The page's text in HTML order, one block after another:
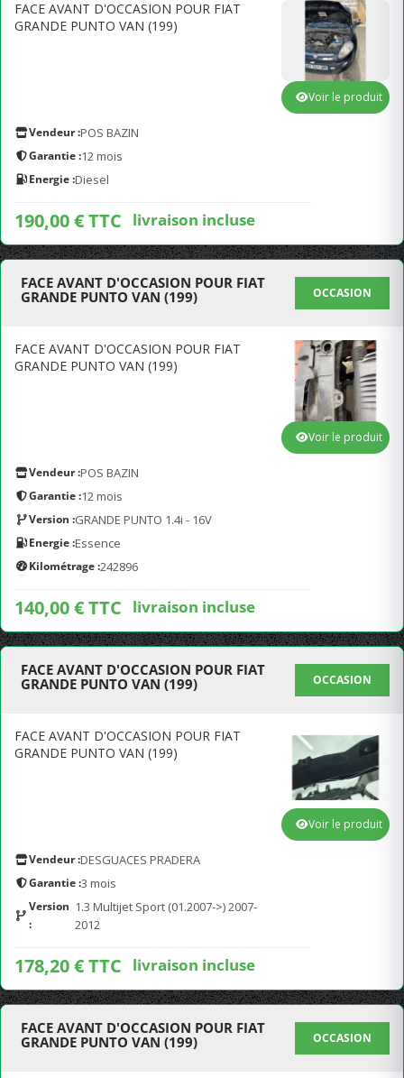
FACE AVANT D'OCCASION POUR FIAT
GRANDE PUNTO VAN (199)
Vendeur :POS BAZIN
Garantie :12 mois
Energie :Diesel
190,00 € TTC livraison incluse
Voir le produit
FACE AVANT D'OCCASION POUR FIAT
GRANDE PUNTO VAN (199)
OCCASION
FACE AVANT D'OCCASION POUR FIAT
GRANDE PUNTO VAN (199)
Vendeur :POS BAZIN
Garantie :12 mois
Version :GRANDE PUNTO 1.4i - 16V
Energie :Essence
Kilométrage :242896
140,00 € TTC livraison incluse
Voir le produit
FACE AVANT D'OCCASION POUR FIAT
GRANDE PUNTO VAN (199)
OCCASION
FACE AVANT D'OCCASION POUR FIAT
GRANDE PUNTO VAN (199)
Vendeur :DESGUACES PRADERA
Garantie :3 mois
Version
:
1.3 Multijet Sport (01.2007->) 2007-
2012
178,20 € TTC livraison incluse
Voir le produit
FACE AVANT D'OCCASION POUR FIAT
GRANDE PUNTO VAN (199)
OCCASION